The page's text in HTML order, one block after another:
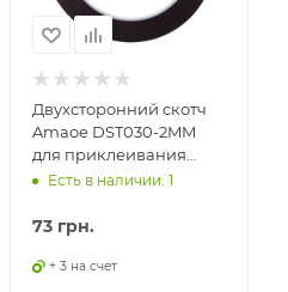
Двухсторонний скотч
Amaoe DST030-2MM
для приклеивания
сенсоров, дисплеев, 0,3
Есть в наличии: 1
73 грн.
+ 3 на счет